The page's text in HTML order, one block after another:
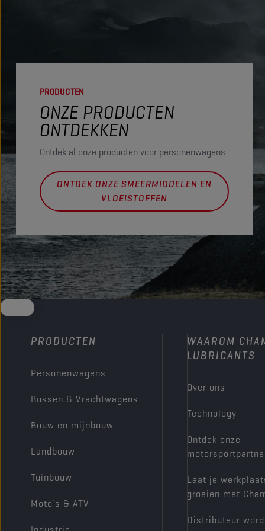
PRODUCTEN
ONZE PRODUCTEN
ONTDEKKEN
Ontdek al onze producten voor personenwagens
ONTDEK ONZE SMEERMIDDELEN EN
VLOEISTOFFEN
PRODUCTEN
Personenwagens
Bussen & Vrachtwagens
Bouw en mijnbouw
Landbouw
Tuinbouw
Moto’s & ATV
WAAROM
LUBRICANTS
Over ons
Technology
Ontdek onze
Laat je
groeien met
Distributeur